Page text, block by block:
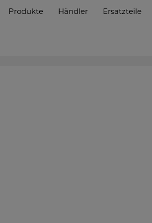
Produkte Händler Ersatzteile